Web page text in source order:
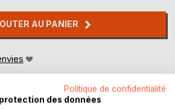
AU PANIER
Politique de confidentialité
des données